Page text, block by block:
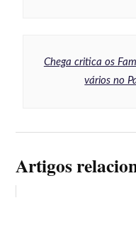
Chega critica os
vários no
Artigos